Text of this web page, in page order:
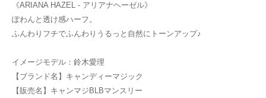
《ARIANA HAZEL - アリアナヘーゼル》
ぽわんと透け感ハーフ。
ふんわりフチでふんわりうるっと自然にトーンアップ♪
イメージモデル：鈴木愛理
【ブランド名】キャンディーマジック
【販売名】キャンマジBLBマンスリー